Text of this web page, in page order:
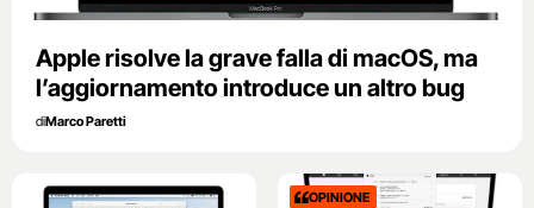
Apple risolve la grave falla di macOS, ma
l’aggiornamento introduce un altro bug
diMarco Paretti
OPINIONE